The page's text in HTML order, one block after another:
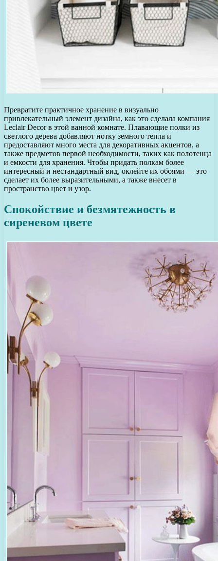
Превратите практичное хранение в визуально
привлекательный элемент дизайна, как это сделала компания
Leclair Decor в этой ванной комнате. Плавающие полки из
светлого дерева добавляют нотку земного тепла и
предоставляют много места для декоративных акцентов, а
также предметов первой необходимости, таких как полотенца
и емкости для хранения. Чтобы придать полкам более
интересный и нестандартный вид, оклейте их обоями — это
сделает их более выразительными, а также внесет в
пространство цвет и узор.
Спокойствие и безмятежность в
сиреневом цвете